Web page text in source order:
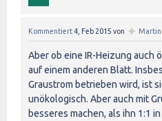
Kommentiert4, Feb 2015 von ✦ Martin
Aber ob eine IR-Heizung auch
auf einem anderen Blatt.
Graustrom betrieben wird, ist
unökologisch. Aber auch mit
besseres machen, als ihn 1:1 in